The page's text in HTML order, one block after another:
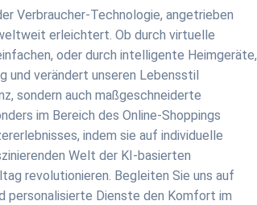
Verbraucher-Technologie, angetrieben
erleichtert. Ob durch virtuelle
oder durch intelligente Heimgeräte,
verändert unseren Lebensstil
sondern auch maßgeschneiderte
im Bereich des Online-Shoppings
indem sie auf individuelle
Welt der KI-basierten
revolutionieren. Begleiten Sie uns auf
personalisierte Dienste den Komfort im